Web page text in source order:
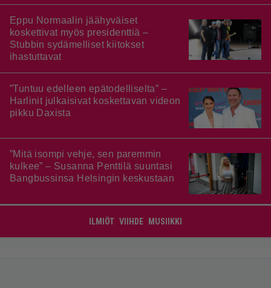
Eppu Normaalin jäähyväiset
koskettivat myös presidenttiä –
Stubbin sydämelliset kiitokset
ihastuttavat
”Tuntuu edelleen epätodelliselta” –
Harlinit julkaisivat koskettavan videon
pikku Daxista
”Mitä isompi vehje, sen paremmin
kulkee” – Susanna Penttilä suuntasi
Bangbussinsa Helsingin keskustaan
ILMIÖT VIIHDE MUSIIKKI